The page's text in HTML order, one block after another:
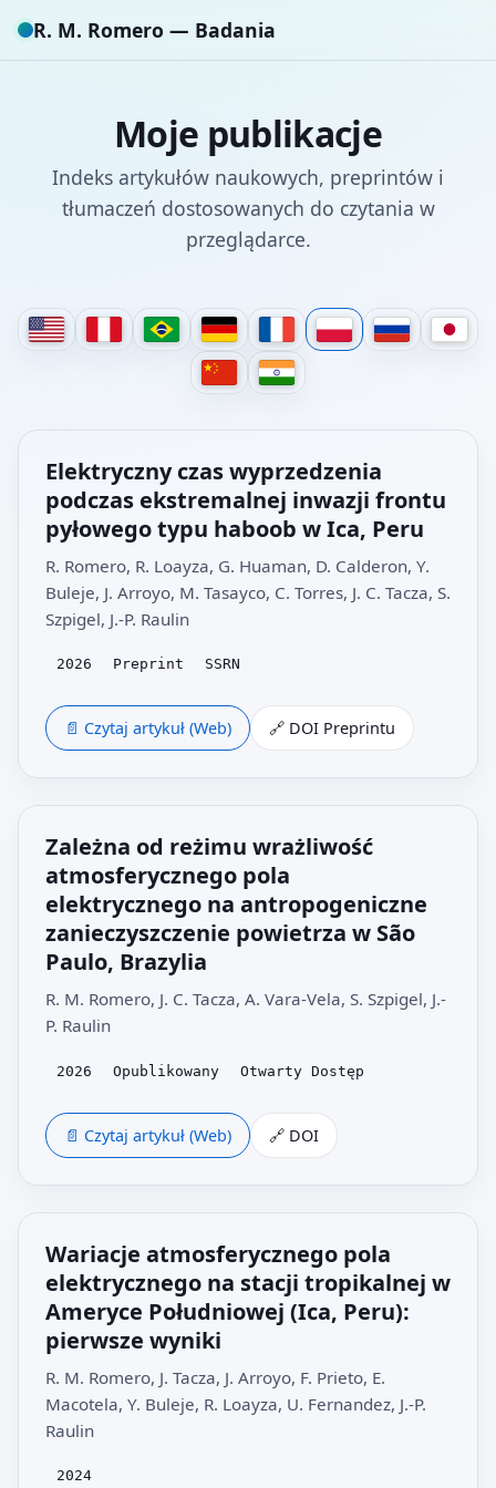
R. M. Romero — Badania
Moje publikacje
Indeks artykułów naukowych, preprintów i
tłumaczeń dostosowanych do czytania w
przeglądarce.
Elektryczny czas wyprzedzenia
podczas ekstremalnej inwazji frontu
pyłowego typu haboob w Ica, Peru
R. Romero, R. Loayza, G. Huaman, D. Calderon, Y.
Buleje, J. Arroyo, M. Tasayco, C. Torres, J. C. Tacza, S.
Szpigel, J.-P. Raulin
2026 Preprint SSRN
📄 Czytaj artykuł (Web) 🔗 DOI Preprintu
Zależna od reżimu wrażliwość
atmosferycznego pola
elektrycznego na antropogeniczne
zanieczyszczenie powietrza w São
Paulo, Brazylia
R. M. Romero, J. C. Tacza, A. Vara-Vela, S. Szpigel, J.-
P. Raulin
2026 Opublikowany Otwarty Dostęp
📄 Czytaj artykuł (Web) 🔗 DOI
Wariacje atmosferycznego pola
elektrycznego na stacji tropikalnej w
Ameryce Południowej (Ica, Peru):
pierwsze wyniki
R. M. Romero, J. Tacza, J. Arroyo, F. Prieto, E.
Macotela, Y. Buleje, R. Loayza, U. Fernandez, J.-P.
Raulin
2024